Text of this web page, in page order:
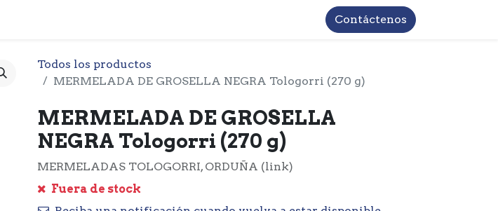
INFORMACIÓN BASICA LOPD
Contáctenos
Todos los productos
MERMELADA DE GROSELLA NEGRA Tologorri (270 g)
MERMELADA DE GROSELLA
NEGRA Tologorri (270 g)
MERMELADAS TOLOGORRI, ORDUÑA (link)
Fuera de stock